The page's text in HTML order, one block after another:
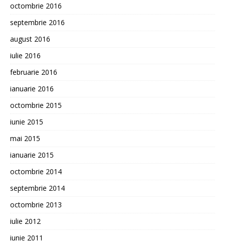
octombrie 2016
septembrie 2016
august 2016
iulie 2016
februarie 2016
ianuarie 2016
octombrie 2015
iunie 2015
mai 2015
ianuarie 2015
octombrie 2014
septembrie 2014
octombrie 2013
iulie 2012
iunie 2011